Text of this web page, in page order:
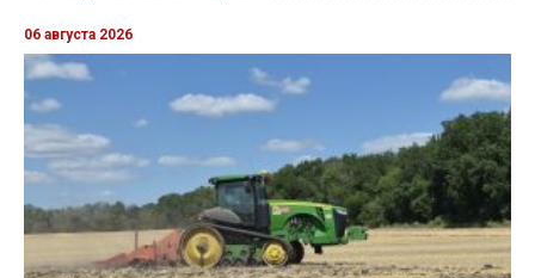
06 августа 2026